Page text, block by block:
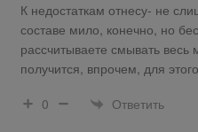
К недостаткам отнесу- не
составе мило, конечно, но
рассчитываете смывать весь
получится, впрочем, для
0
Ответить